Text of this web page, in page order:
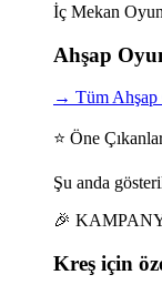
İç Mekan
Ahşap
→ Tüm Ahşap
⭐ Öne
Şu anda
🎉
Kreş için